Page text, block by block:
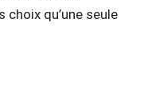
qu’une seule